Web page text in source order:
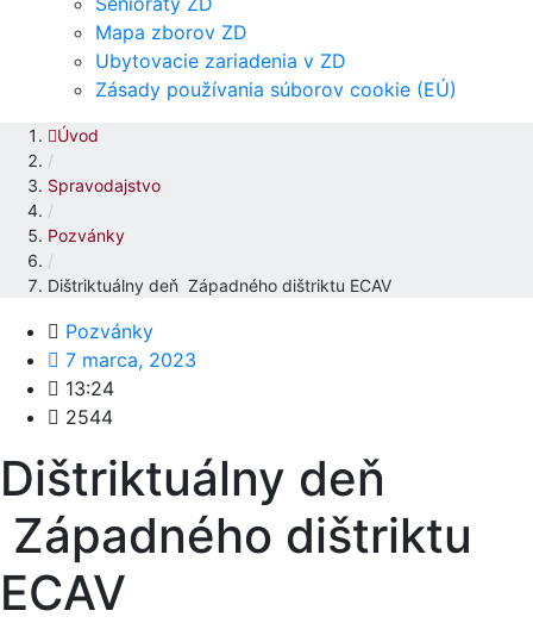
Mapa zborov ZD
Ubytovacie zariadenia v ZD
Zásady používania súborov cookie (EÚ)
Úvod
/
Spravodajstvo
/
Pozvánky
/
Dištriktuálny deň Západného dištriktu ECAV
Pozvánky
7 marca, 2023
13:24
2544
Dištriktuálny deň
Západného dištriktu
ECAV